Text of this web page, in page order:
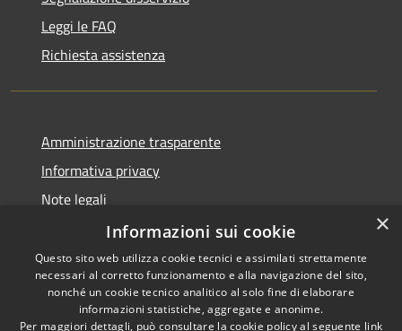
Leggi le FAQ
Richiesta assistenza
Amministrazione trasparente
Informativa privacy
Note legali
Dichiarazione di accessibilità
RSS
Copyright © 2026 • Comune di
×
Informazioni sui cookie
Questo sito web utilizza cookie tecnici e assimilati strettamente
necessari al corretto funzionamento e alla navigazione del sito,
nonché un cookie tecnico analitico al solo fine di elaborare
informazioni statistiche, aggregate e anonime.
Per maggiori dettagli, può consultare la cookie policy al seguente link